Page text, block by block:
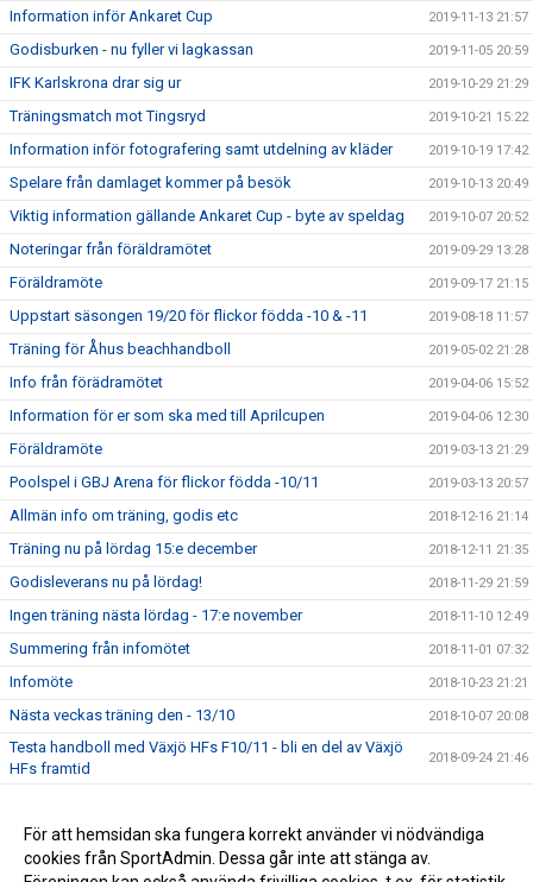
Information inför Ankaret Cup 2019-11-13 21:57
Godisburken - nu fyller vi lagkassan 2019-11-05 20:59
IFK Karlskrona drar sig ur 2019-10-29 21:29
Träningsmatch mot Tingsryd 2019-10-21 15:22
Information inför fotografering samt utdelning av kläder 2019-10-19 17:42
Spelare från damlaget kommer på besök 2019-10-13 20:49
Viktig information gällande Ankaret Cup - byte av speldag 2019-10-07 20:52
Noteringar från föräldramötet 2019-09-29 13:28
Föräldramöte 2019-09-17 21:15
Uppstart säsongen 19/20 för flickor födda -10 & -11 2019-08-18 11:57
Träning för Åhus beachhandboll 2019-05-02 21:28
Info från förädramötet 2019-04-06 15:52
Information för er som ska med till Aprilcupen 2019-04-06 12:30
Föräldramöte 2019-03-13 21:29
Poolspel i GBJ Arena för flickor födda -10/11 2019-03-13 20:57
Allmän info om träning, godis etc 2018-12-16 21:14
Träning nu på lördag 15:e december 2018-12-11 21:35
Godisleverans nu på lördag! 2018-11-29 21:59
Ingen träning nästa lördag - 17:e november 2018-11-10 12:49
Summering från infomötet 2018-11-01 07:32
Infomöte 2018-10-23 21:21
Nästa veckas träning den - 13/10 2018-10-07 20:08
Testa handboll med Växjö HFs F10/11 - bli en del av Växjö
HFs framtid
2018-09-24 21:46
Föräldramöte 2018-09-16 14:16
Nu startar vi upp säsongen 2018-2019 2018-08-27 20:10
För att hemsidan ska fungera korrekt använder vi nödvändiga
cookies från SportAdmin. Dessa går inte att stänga av.